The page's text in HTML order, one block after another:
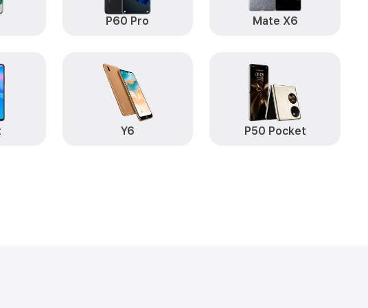
P30 Huawei Заказать
P30 Huawei Заказать
Заказать
Huawei
P30 Huawei
P60 Pro Mate X6
Y6 P50 Pocket